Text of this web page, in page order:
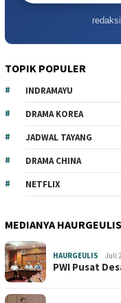
TOPIK POPULER
INDRAMAYU
DRAMA KOREA
JADWAL TAYANG
DRAMA CHINA
NETFLIX
MEDIANYA HAURGEULIS
HAURGEULIS Juli
PWI Pusat